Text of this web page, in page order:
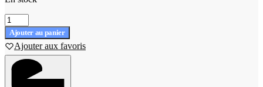
quantité
de
Tee
Crown
Dan
Carter
Supertee
Ajouter au panier
Ajouter aux favoris